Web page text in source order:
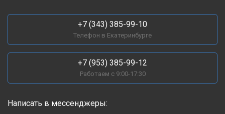
+7 (343) 385-99-10
Телефон в Екатеринбурге
+7 (953) 385-99-12
Работаем с 9:00-17:30
Написать в мессенджеры: